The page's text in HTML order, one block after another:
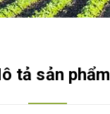
tả sản phẩm